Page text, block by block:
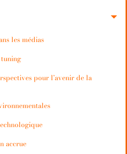
les médias
pour l’avenir de la
accrue